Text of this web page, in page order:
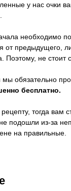
у нас очки
необходимо
от предыдущего,
Поэтому, не стоит
обязательно
бесплатно.
тогда
подошли из-за
на правильные.